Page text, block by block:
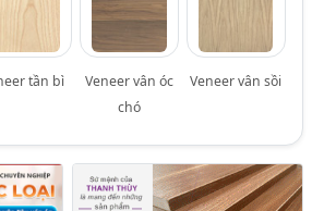
tần bì
Veneer vân óc
chó
Veneer vân sồi